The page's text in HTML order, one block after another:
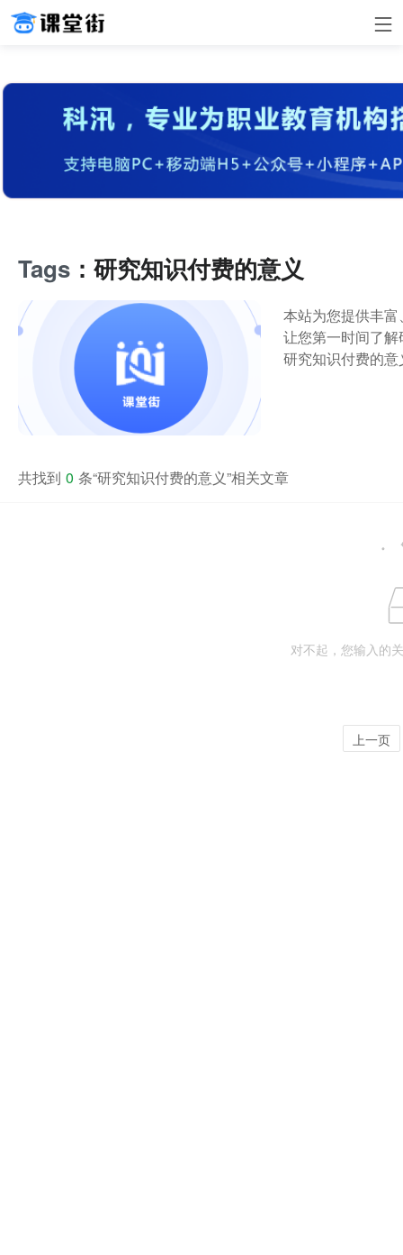
Tags ：研究知识付费的意义
本站为您提供丰
让您第一时间了
研究知识付费的
共找到 0 条“研究知识付费的意义”相关文章
对不起，您输入的
上一页